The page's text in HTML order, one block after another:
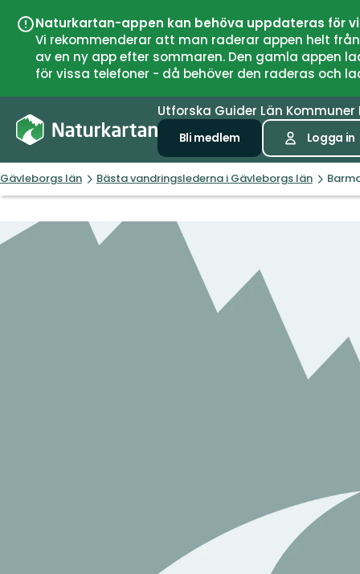
Naturkartan-appen kan behöva uppdateras för
Vi rekommenderar att man raderar appen helt
av en ny app efter sommaren. Den gamla
för vissa telefoner - då behöver den raderas och
Utforska Guider Län Kommuner
Bli medlem Logga in
Gävleborgs län Bästa vandringslederna i Gävleborgs län